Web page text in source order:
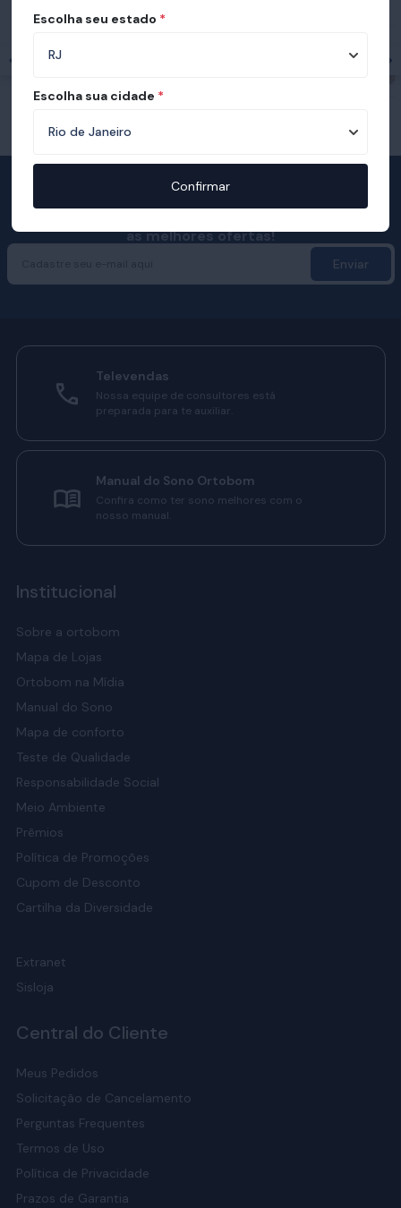
as melhores ofertas!
Enviar
Televendas
Nossa equipe de consultores está
preparada para te auxiliar.
Manual do Sono Ortobom
Confira como ter sono melhores com o
nosso manual.
Institucional
Sobre a ortobom
Mapa de Lojas
Ortobom na Mídia
Manual do Sono
Mapa de conforto
Teste de Qualidade
Responsabilidade Social
Meio Ambiente
Prêmios
Política de Promoções
Cupom de Desconto
Cartilha da Diversidade
Extranet
Sisloja
Central do Cliente
Meus Pedidos
Solicitação de Cancelamento
Perguntas Frequentes
Termos de Uso
Política de Privacidade
Prazos de Garantia
Escolha seu estado *
Escolha sua cidade *
Confirmar